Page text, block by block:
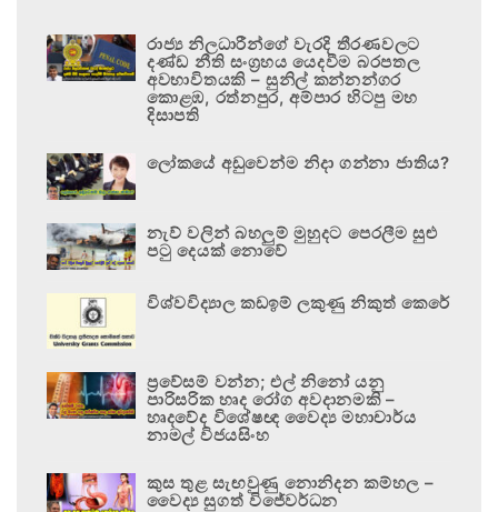
රාජ්‍ය නිලධාරීන්ගේ වැරදි තීරණවලට
දණ්ඩ නීති සංග්‍රහය යෙදවීම බරපතල
අවභාවිතයකි – සුනිල් කන්නන්ගර
කොළඹ, රත්නපුර, අම්පාර හිටපු මහ
දිසාපති
ලෝකයේ අඩුවෙන්ම නිදා ගන්නා ජාතිය?
නැව් වලින් බහලුම් මුහුදට පෙරලීම සුළු
පටු දෙයක් නොවේ
විශ්වවිද්‍යාල කඩඉම් ලකුණු නිකුත් කෙරේ
ප්‍රවේසම් වන්න; එල් නිනෝ යනු
පාරිසරික හෘද රෝග අවදානමකි –
හෘදවේද විශේෂඥ වෛද්‍ය මහාචාර්ය
නාමල් විජයසිංහ
කුස තුළ සැඟවුණු නොනිදන කම්හල –
වෛද්‍ය සුගත් විජේවර්ධන